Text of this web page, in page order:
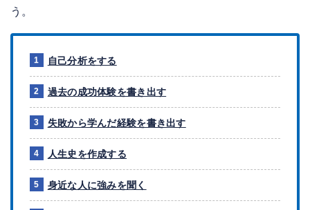
う。
自己分析をする
過去の成功体験を書き出す
失敗から学んだ経験を書き出す
人生史を作成する
身近な人に強みを聞く